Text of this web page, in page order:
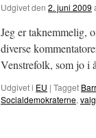
Udgivet den 2. juni 2009
Jeg er taknemmelig,
diverse
Venstrefolk, som jo i
Udgivet i EU | Tagget
Socialdemokraterne, valg